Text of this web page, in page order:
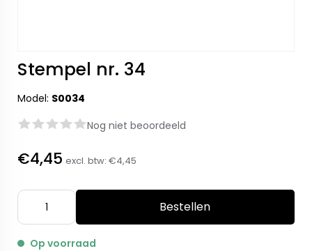
Stempel nr. 34
Model: S0034
Nog niet beoordeeld
€4,45 excl. btw: €4,45
Bestellen
Op voorraad